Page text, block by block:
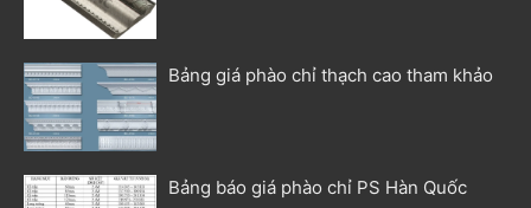
Bảng giá phào chỉ thạch cao tham khảo
Bảng báo giá phào chỉ PS Hàn Quốc